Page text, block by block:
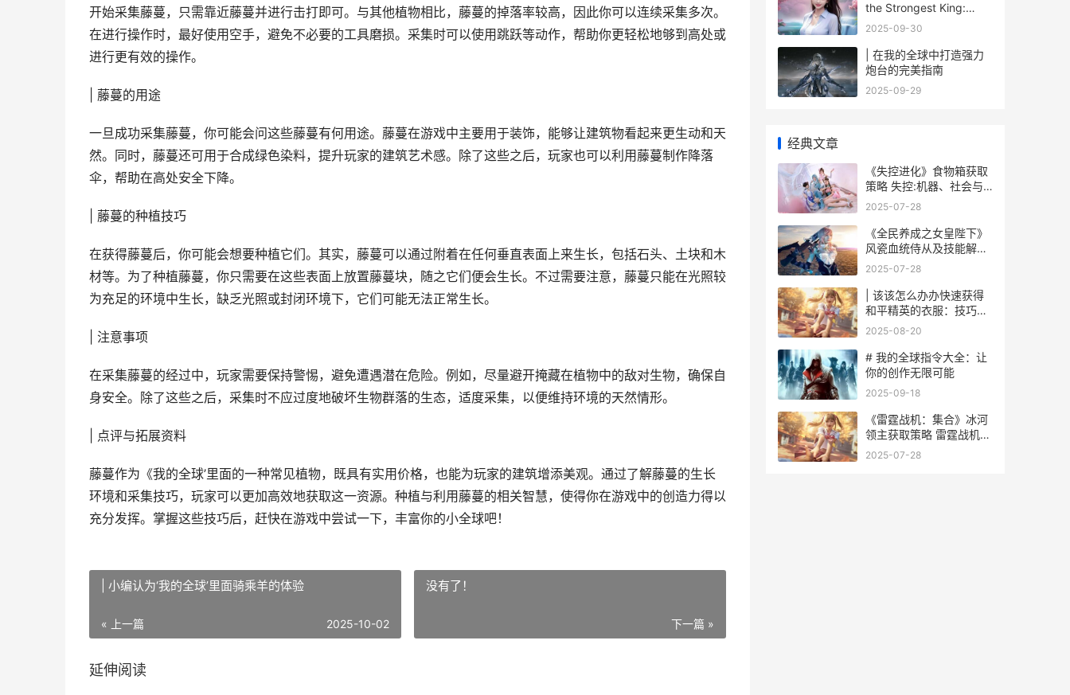
开始采集藤蔓，只需靠近藤蔓并进行击打即可。与其他植物相比，藤蔓的掉落率较高，因此你可以连续采集多次。
在进行操作时，最好使用空手，避免不必要的工具磨损。采集时可以使用跳跃等动作，帮助你更轻松地够到高处或
进行更有效的操作。
| 藤蔓的用途
一旦成功采集藤蔓，你可能会问这些藤蔓有何用途。藤蔓在游戏中主要用于装饰，能够让建筑物看起来更生动和天
然。同时，藤蔓还可用于合成绿色染料，提升玩家的建筑艺术感。除了这些之后，玩家也可以利用藤蔓制作降落
伞，帮助在高处安全下降。
| 藤蔓的种植技巧
在获得藤蔓后，你可能会想要种植它们。其实，藤蔓可以通过附着在任何垂直表面上来生长，包括石头、土块和木
材等。为了种植藤蔓，你只需要在这些表面上放置藤蔓块，随之它们便会生长。不过需要注意，藤蔓只能在光照较
为充足的环境中生长，缺乏光照或封闭环境下，它们可能无法正常生长。
| 注意事项
在采集藤蔓的经过中，玩家需要保持警惕，避免遭遇潜在危险。例如，尽量避开掩藏在植物中的敌对生物，确保自
身安全。除了这些之后，采集时不应过度地破坏生物群落的生态，适度采集，以便维持环境的天然情形。
| 点评与拓展资料
藤蔓作为《我的全球’里面的一种常见植物，既具有实用价格，也能为玩家的建筑增添美观。通过了解藤蔓的生长
环境和采集技巧，玩家可以更加高效地获取这一资源。种植与利用藤蔓的相关智慧，使得你在游戏中的创造力得以
充分发挥。掌握这些技巧后，赶快在游戏中尝试一下，丰富你的小全球吧！
| 小编认为‘我的全球’里面骑乘羊的体验
« 上一篇 2025-10-02
没有了！
下一篇 »
延伸阅读
the Strongest King:
Understanding "SK"
2025-09-30
| 在我的全球中打造强力
炮台的完美指南
2025-09-29
经典文章
《失控进化》食物箱获取
策略 失控:机器、社会与
经济的新生物学
2025-07-28
《全民养成之女皇陛下》
风瓷血统侍从及技能解析
《全民养成之女皇陛下》
2025-07-28
| 该该怎么办办快速获得
和平精英的衣服：技巧与
玩法攻略
2025-08-20
# 我的全球指令大全：让
你的创作无限可能
2025-09-18
《雷霆战机：集合》冰河
领主获取策略 雷霆战机集
结vip价格
2025-07-28